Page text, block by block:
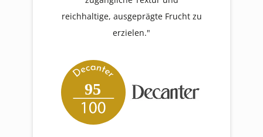
reichhaltige, ausgeprägte Frucht zu
erzielen."
95